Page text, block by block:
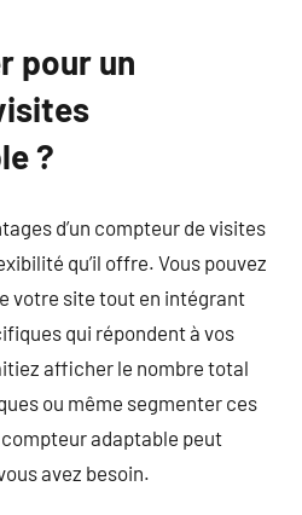
pour un
?
d’un compteur de visites
qu’il offre. Vous pouvez
votre site tout en intégrant
qui répondent à vos
afficher le nombre total
ou même segmenter ces
adaptable peut
avez besoin.